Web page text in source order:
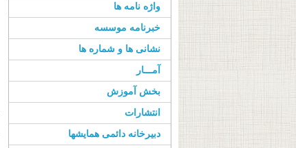
واژه نامه ها
خبرنامه موسسه
نشانی ها و شماره ها
آمـــار
بخش آموزش
انتشارات
دبیرخانه دائمی همایشها